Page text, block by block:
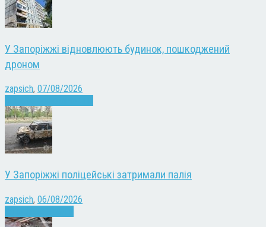
У Запоріжжі відновлюють будинок, пошкоджений
дроном
zapsich, 07/08/2026
У Запоріжжі поліцейські затримали палія
zapsich, 06/08/2026